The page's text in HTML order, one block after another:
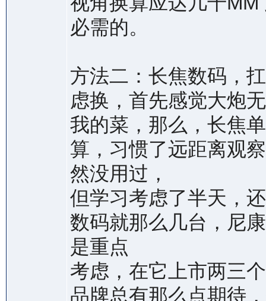
必需的。
方法二：长焦数码，
虑换，首先感觉大炮
我的菜，那么，长焦
算，习惯了远距离观
然没用过，
但学习考虑了半天，
数码就那么几台，尼
是重点
考虑，在它上市两三
品牌总有那么点期待